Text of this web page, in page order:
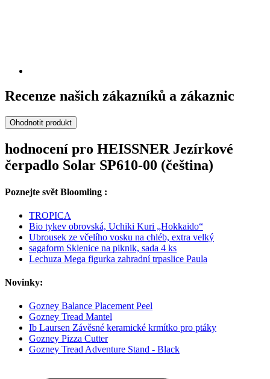
Recenze našich zákazníků a zákaznic
Ohodnotit produkt
hodnocení pro HEISSNER Jezírkové
čerpadlo Solar SP610-00 (čeština)
Poznejte svět Bloomling :
TROPICA
Bio tykev obrovská, Uchiki Kuri „Hokkaido“
Ubrousek ze včelího vosku na chléb, extra velký
sagaform Sklenice na piknik, sada 4 ks
Lechuza Mega figurka zahradní trpaslice Paula
Novinky:
Gozney Balance Placement Peel
Gozney Tread Mantel
Ib Laursen Závěsné keramické krmítko pro ptáky
Gozney Pizza Cutter
Gozney Tread Adventure Stand - Black